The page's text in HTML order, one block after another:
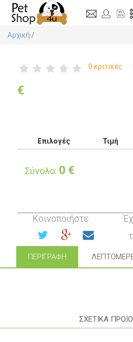
Αρχική /
0 κριτικές
€
Επιλογές Τιμή
Σύνολο: 0 €
Κοινοποιήστε
ΠΕΡΙΓΡΑΦΉ
ΣΧΕΤΙΚΑ